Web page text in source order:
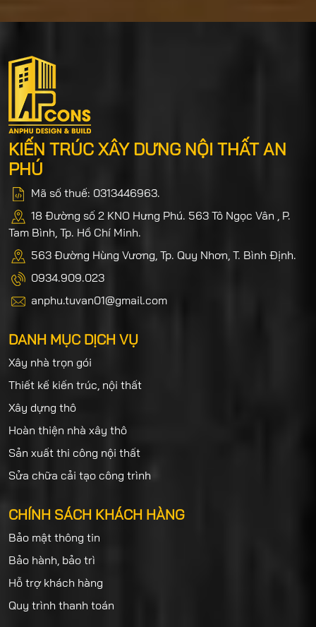
KIẾN TRÚC XÂY DƯNG NỘI THẤT AN
PHÚ
Mã số thuế: 0313446963.
18 Đường số 2 KNO Hưng Phú. 563 Tô Ngọc Vân , P.
Tam Bình, Tp. Hồ Chí Minh.
563 Đường Hùng Vương, Tp. Quy Nhơn, T. Bình Định.
0934.909.023
anphu.tuvan01@gmail.com
DANH MỤC DỊCH VỤ
Xây nhà trọn gói
Thiết kế kiến trúc, nội thất
Xây dựng thô
Hoàn thiện nhà xây thô
Sản xuất thi công nội thất
Sửa chữa cải tạo công trình
CHÍNH SÁCH KHÁCH HÀNG
Bảo mật thông tin
Bảo hành, bảo trì
Hỗ trợ khách hàng
Quy trình thanh toán